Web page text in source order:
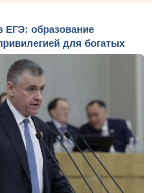
ЕГЭ: образование
для богатых